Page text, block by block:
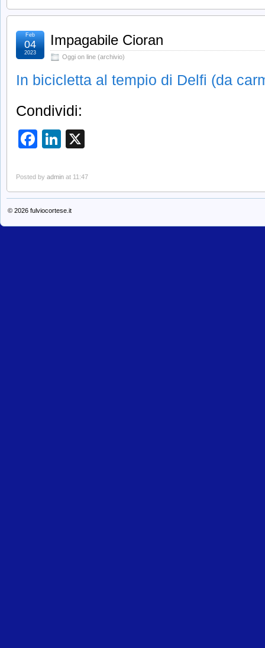
Impagabile Cioran
Oggi on line (archivio)
Feb
04
2023
In bicicletta al tempio di Delfi (da
Condividi:
Facebook
LinkedIn
Posted by admin at 11:47
© 2026 fulviocortese.it